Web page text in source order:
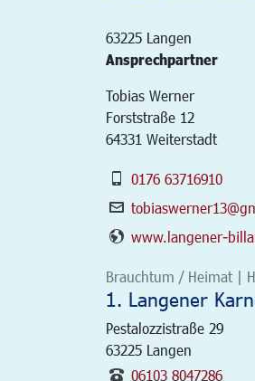
63225 Langen
Ansprechpartner
Tobias Werner
Forststraße 12
64331 Weiterstadt
0176 63716910
www.langener-
Brauchtum / Heimat |
1. Langener
Pestalozzistraße 29
63225 Langen
06103 8047286